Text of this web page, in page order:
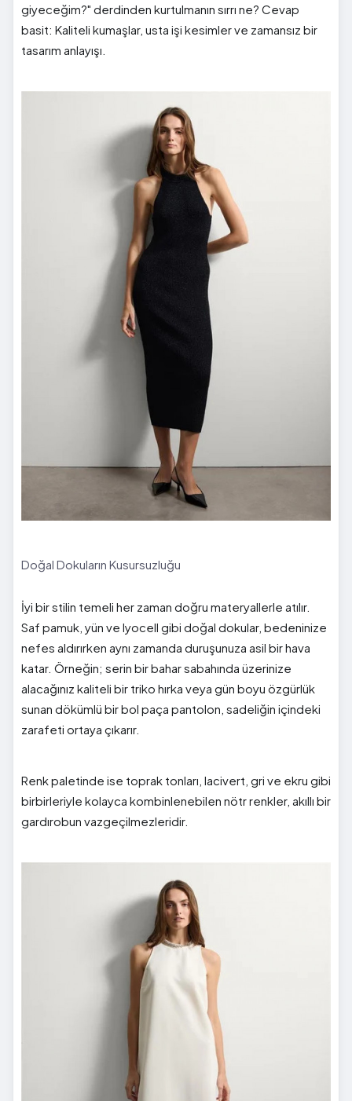
giyeceğim?" derdinden kurtulmanın sırrı ne? Cevap
basit: Kaliteli kumaşlar, usta işi kesimler ve zamansız bir
tasarım anlayışı.
Doğal Dokuların Kusursuzluğu
İyi bir stilin temeli her zaman doğru materyallerle atılır.
Saf pamuk, yün ve lyocell gibi doğal dokular, bedeninize
nefes aldırırken aynı zamanda duruşunuza asil bir hava
katar. Örneğin; serin bir bahar sabahında üzerinize
alacağınız kaliteli bir triko hırka veya gün boyu özgürlük
sunan dökümlü bir bol paça pantolon, sadeliğin içindeki
zarafeti ortaya çıkarır.
Renk paletinde ise toprak tonları, lacivert, gri ve ekru gibi
birbirleriyle kolayca kombinlenebilen nötr renkler, akıllı bir
gardırobun vazgeçilmezleridir.